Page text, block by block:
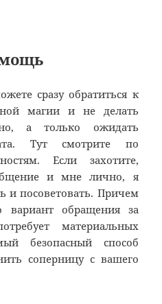
сразу обратиться к
магии и не делать
а только ожидать
Тут смотрите по
Если захотите,
и мне лично, я
и посоветовать. Причем
обращения за
материальных
безопасный способ
соперницу с вашего